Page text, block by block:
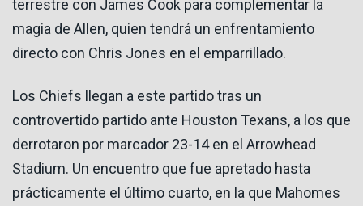
terrestre con James Cook para complementar la
magia de Allen, quien tendrá un enfrentamiento
directo con Chris Jones en el emparrillado.
Los Chiefs llegan a este partido tras un
controvertido partido ante Houston Texans, a los que
derrotaron por marcador 23-14 en el Arrowhead
Stadium. Un encuentro que fue apretado hasta
prácticamente el último cuarto, en la que Mahomes